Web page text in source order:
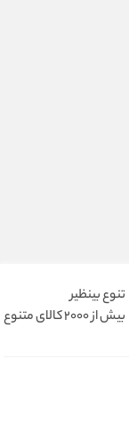
تنوع بینظیر
بیش از 2000 کالای متنوع